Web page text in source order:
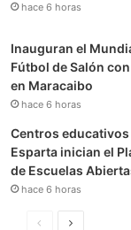
hace 6 horas
Inauguran el
Fútbol de Salón
en Maracaibo
hace 6 horas
Centros educativos
Esparta inician el
de Escuelas
hace 6 horas
S